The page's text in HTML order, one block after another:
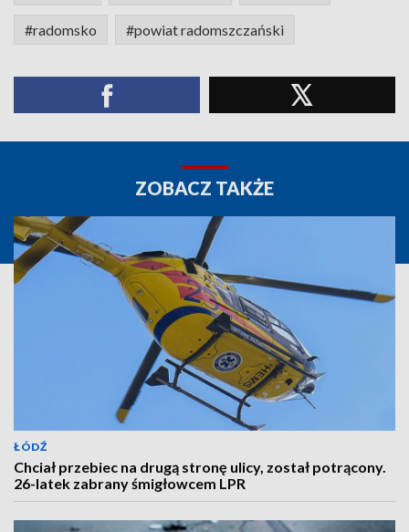
#radomsko #powiat radomszczański
ZOBACZ TAKŻE
ŁÓDŹ
Chciał przebiec na drugą stronę ulicy, został potrącony.
26-latek zabrany śmigłowcem LPR